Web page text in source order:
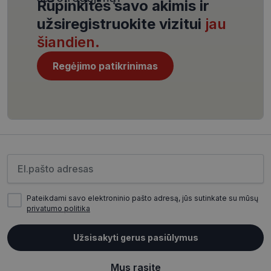
Rūpinkitės savo akimis ir
užsiregistruokite vizitui jau
šiandien.
Regėjimo patikrinimas
Pateikdami savo elektroninio pašto adresą, jūs sutinkate su mūsų
privatumo politika
Užsisakyti gerus pasiūlymus
Mus rasite
CookieScriptConsent
CookieScript
www.visionexpress.lt
4 savaitės